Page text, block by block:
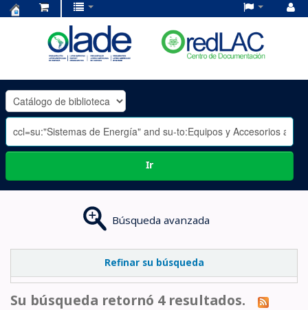
OLADE
-
Ir
Búsqueda avanzada
Refinar su búsqueda
Su búsqueda retornó 4 resultados.